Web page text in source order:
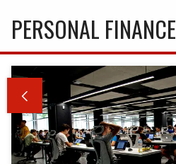
PERSONAL FINANCE
